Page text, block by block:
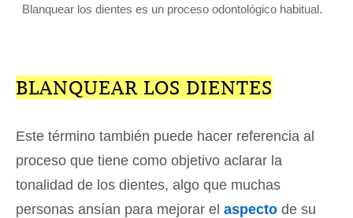
Blanquear los dientes es un proceso odontológico habitual.
BLANQUEAR LOS DIENTES
Este término también puede hacer referencia al
proceso que tiene como objetivo aclarar la
tonalidad de los dientes, algo que muchas
personas ansían para mejorar el aspecto de su